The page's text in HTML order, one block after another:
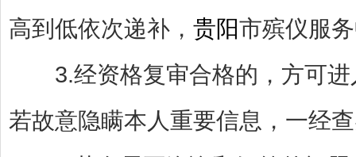
高到低依次递补， 贵阳市殡仪服
3.经资格复审合格的，方可进
若故意隐瞒本人重要信息，一经